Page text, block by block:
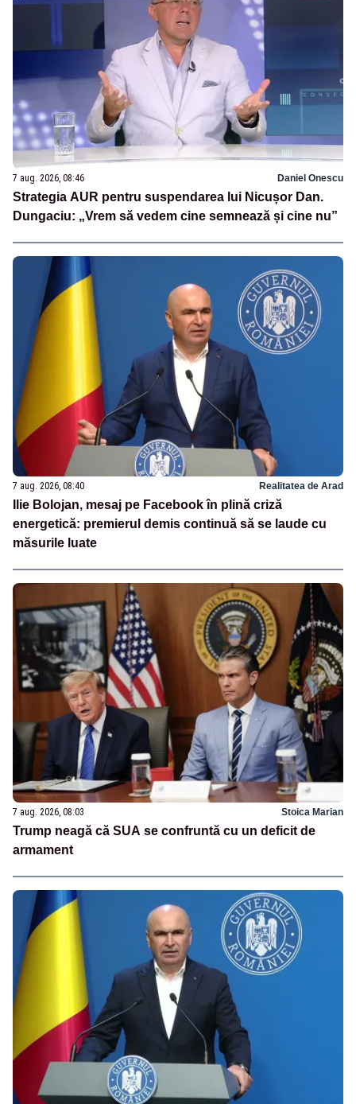
7 aug. 2026, 08:46 Daniel Onescu
Strategia AUR pentru suspendarea lui Nicușor Dan.
Dungaciu: „Vrem să vedem cine semnează și cine nu”
7 aug. 2026, 08:40 Realitatea de Arad
Ilie Bolojan, mesaj pe Facebook în plină criză
energetică: premierul demis continuă să se laude cu
măsurile luate
7 aug. 2026, 08:03 Stoica Marian
Trump neagă că SUA se confruntă cu un deficit de
armament